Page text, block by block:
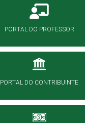
PORTAL DO PROFESSOR
PORTAL DO CONTRIBUINTE